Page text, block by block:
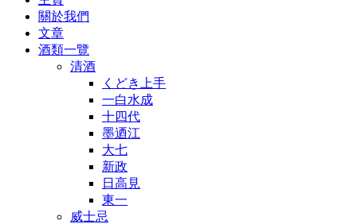
關於我們
文章
酒類一覽
清酒
くどき上手
一白水成
十四代
墨迺江
大七
新政
日高見
東一
威士忌